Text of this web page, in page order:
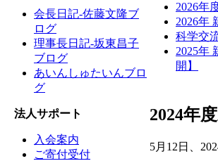
会長日記-佐藤文隆ブ
ログ
理事長日記-坂東昌子
ブログ
あいんしゅたいんブロ
グ
法人サポート
入会案内
ご寄付受付
2026年
2026年
科学交
2025年
開】
2024年
5月12日、